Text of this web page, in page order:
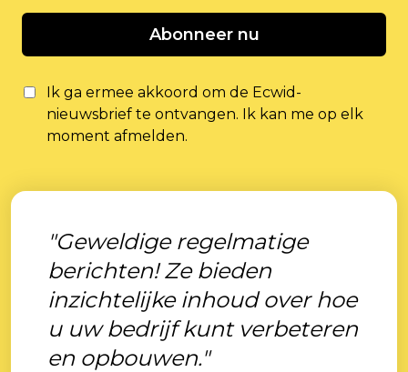
Abonneer nu
Ik ga ermee akkoord om de Ecwid-
nieuwsbrief te ontvangen. Ik kan me op elk
moment afmelden.
"Geweldige regelmatige
berichten! Ze bieden
inzichtelijke inhoud over hoe
u uw bedrijf kunt verbeteren
en opbouwen."